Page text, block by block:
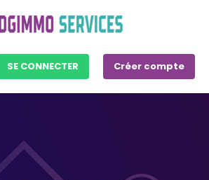
SE CONNECTER Créer compte